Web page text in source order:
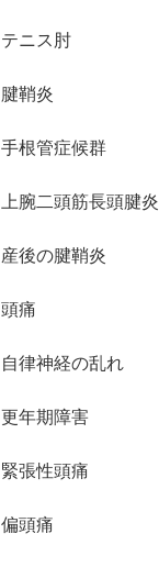
テニス肘
腱鞘炎
手根管症候群
上腕二頭筋長頭腱炎
産後の腱鞘炎
頭痛
自律神経の乱れ
更年期障害
緊張性頭痛
偏頭痛